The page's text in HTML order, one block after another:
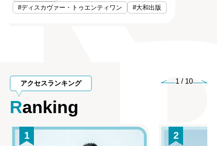
#ディスカヴァー・トゥエンティワン
#大和出版
アクセスランキング
Ranking
1 / 10
1 2